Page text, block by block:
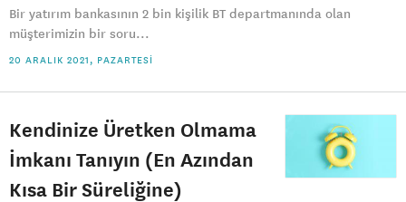
Bir yatırım bankasının 2 bin kişilik BT departmanında olan
müşterimizin bir soru...
20 ARALIK 2021, PAZARTESI
Kendinize Üretken Olmama
İmkanı Tanıyın (En Azından
Kısa Bir Süreliğine)